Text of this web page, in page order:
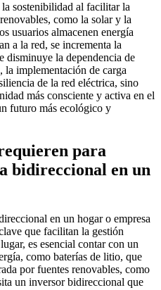
la sostenibilidad al facilitar la
como la solar y la
usuarios almacenen energía
a la red, se incrementa la
disminuye la dependencia de
implementación de carga
de la red eléctrica, sino
más consciente y activa en el
futuro más ecológico y
para
bidireccional en un
en un hogar o empresa
que facilitan la gestión
es esencial contar con un
como baterías de litio, que
por fuentes renovables, como
un inversor bidireccional que